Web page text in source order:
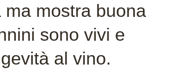
mostra buona
sono vivi e
al vino.